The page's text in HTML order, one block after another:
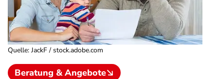
Quelle: JackF / stock.adobe.com
Beratung & Angebote